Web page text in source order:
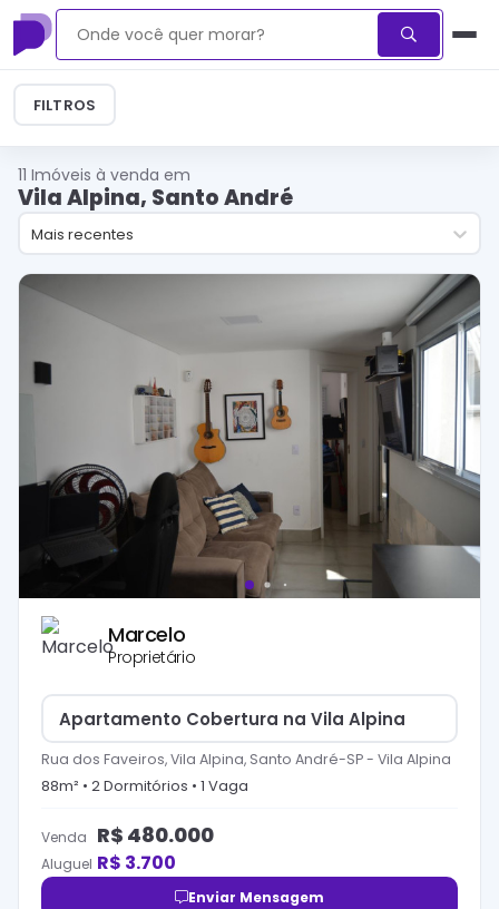
FILTROS
11 Imóveis à venda em
Vila Alpina, Santo André
Mais recentes
Marcelo
Proprietário
Apartamento Cobertura na Vila Alpina
Rua dos Faveiros, Vila Alpina, Santo André-SP- Vila Alpina
88m² • 2Dormitórios • 1 Vaga
Venda R$ 480.000
Aluguel R$ 3.700
Enviar Mensagem